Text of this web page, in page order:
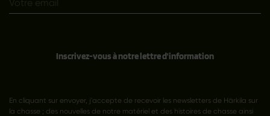
Inscrivez-vous à notre lettre d'information
En cliquant sur envoyer, j'accepte de recevoir les newsletters de Härkila sur
la chasse ; des nouvelles de notre matériel et des histoires de chasse ainsi